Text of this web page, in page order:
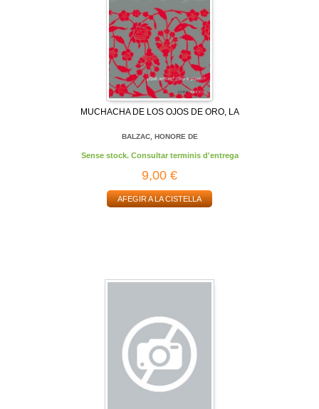
MUCHACHA DE LOS OJOS DE ORO, LA
BALZAC, HONORE DE
Sense stock. Consultar terminis d'entrega
9,00 €
AFEGIR A LA CISTELLA